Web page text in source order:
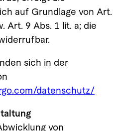
auf Grundlage von Art.
Art. 9 Abs. 1 lit. a; die
sich in der
datenschutz/
von